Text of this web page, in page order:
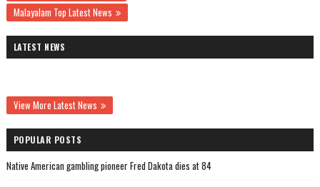
Malayalam Top Latest News
LATEST NEWS
View More Latest News
POPULAR POSTS
Native American gambling pioneer Fred Dakota dies at 84